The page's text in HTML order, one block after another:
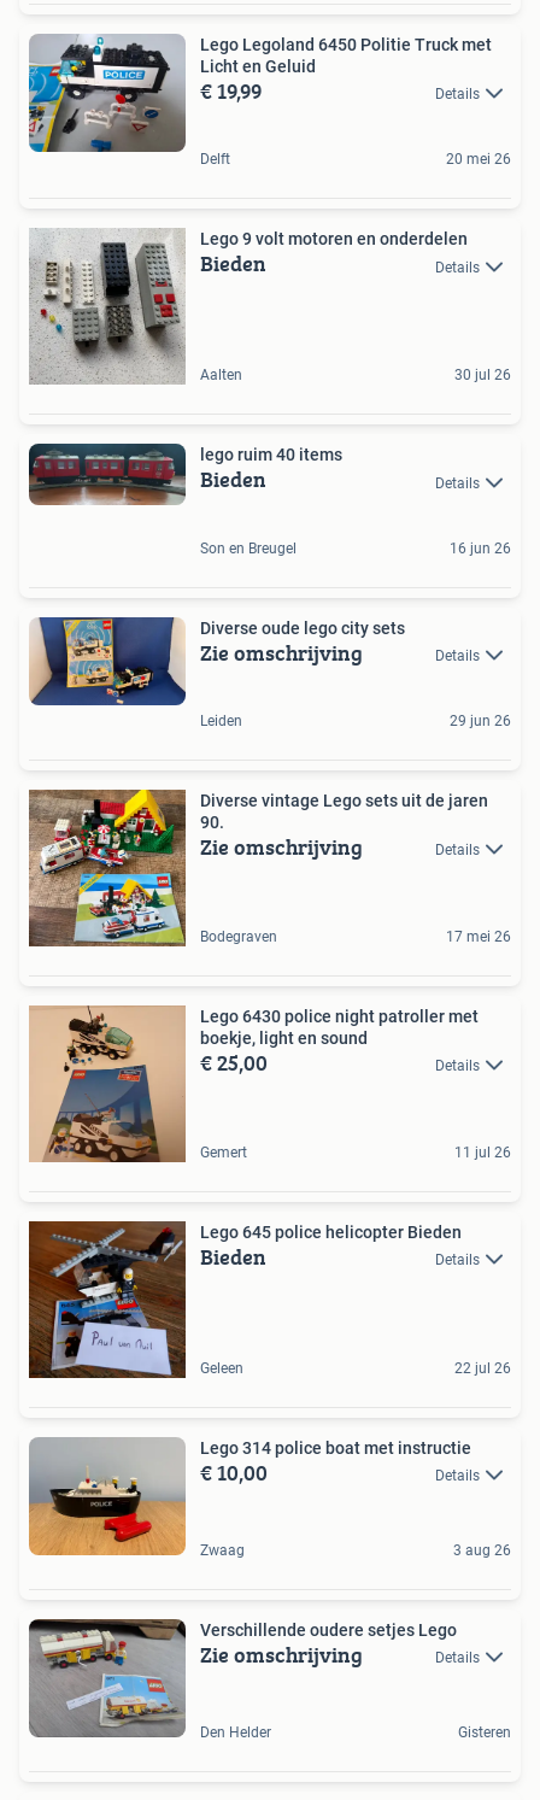
Lego Legoland 6450 Politie Truck met
Licht en Geluid
€ 19,99 Details
Delft 20 mei 26
Lego 9 volt motoren en onderdelen
Bieden Details
Aalten 30 jul 26
lego ruim 40 items
Bieden Details
Son en Breugel 16 jun 26
Diverse oude lego city sets
Zie omschrijving Details
Leiden 29 jun 26
Diverse vintage Lego sets uit de jaren
90.
Zie omschrijving Details
Bodegraven 17 mei 26
Lego 6430 police night patroller met
boekje, light en sound
€ 25,00 Details
Gemert 11 jul 26
Lego 645 police helicopter Bieden
Bieden Details
Geleen 22 jul 26
Lego 314 police boat met instructie
€ 10,00 Details
Zwaag 3 aug 26
Verschillende oudere setjes Lego
Zie omschrijving Details
Den Helder Gisteren